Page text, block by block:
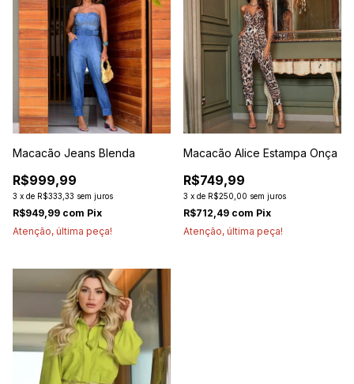
Macacão Jeans Blenda
R$999,99
3 x de R$333,33 sem juros
R$949,99 com Pix
Atenção, última peça!
Macacão Alice Estampa Onça
R$749,99
3 x de R$250,00 sem juros
R$712,49 com Pix
Atenção, última peça!